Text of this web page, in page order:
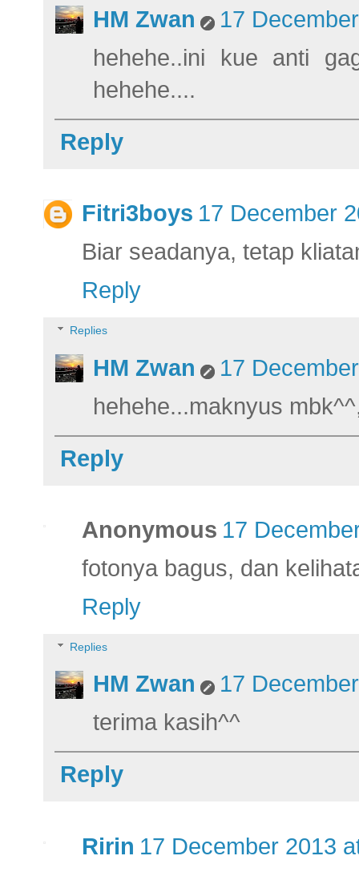
HM Zwan
17
hehehe..ini kue anti
hehehe....
Reply
Fitri3boys 17 December
Biar seadanya, tetap
Reply
Replies
HM Zwan
17
hehehe...maknyus
Reply
Anonymous 17
fotonya bagus, dan
Reply
Replies
HM Zwan
17
terima kasih^^
Reply
Ririn 17 December 2013